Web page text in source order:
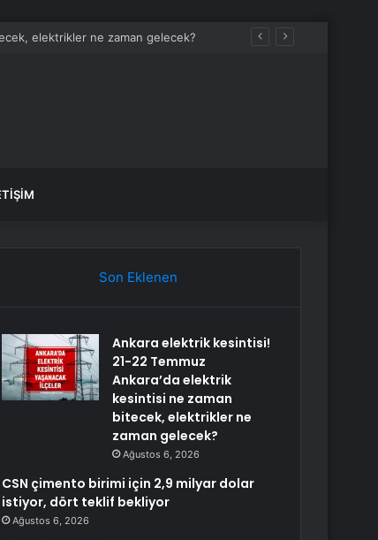
elektrikler ne zaman gelecek?
Son Eklenen
Ankara elektrik kesintisi!
21-22 Temmuz
Ankara’da elektrik
kesintisi ne zaman
bitecek, elektrikler ne
zaman gelecek?
Ağustos 6, 2026
CSN çimento birimi için 2,9 milyar dolar
istiyor, dört teklif bekliyor
Ağustos 6, 2026